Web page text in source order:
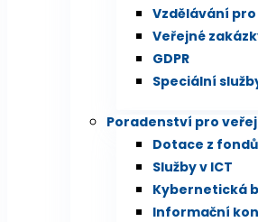
Vzdělávání
Veřejné
GDPR
Speciální
Poradenství pro
Dotace z fondů
Služby v ICT
Kybernetická
Informační